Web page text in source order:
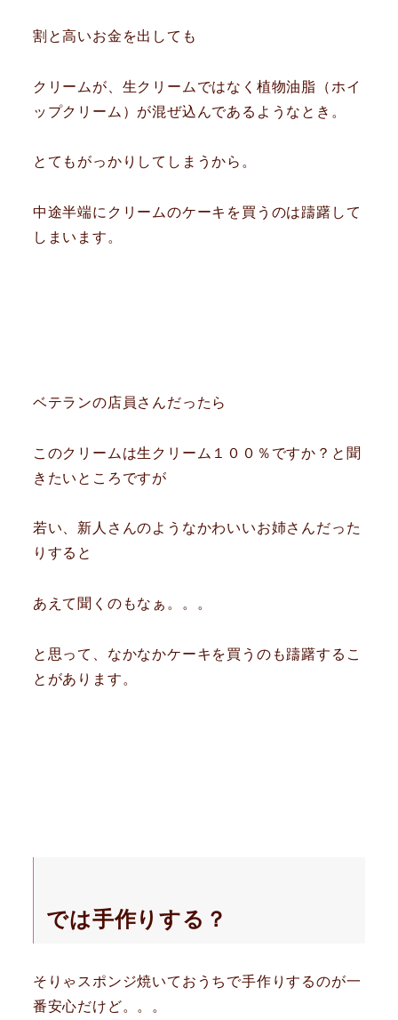
割と高いお金を出しても
クリームが、生クリームではなく植物油脂（ホイ
ップクリーム）が混ぜ込んであるようなとき。
とてもがっかりしてしまうから。
中途半端にクリームのケーキを買うのは躊躇して
しまいます。
ベテランの店員さんだったら
このクリームは生クリーム１００％ですか？と聞
きたいところですが
若い、新人さんのようなかわいいお姉さんだった
りすると
あえて聞くのもなぁ。。。
と思って、なかなかケーキを買うのも躊躇するこ
とがあります。
では手作りする？
そりゃスポンジ焼いておうちで手作りするのが一
番安心だけど。。。